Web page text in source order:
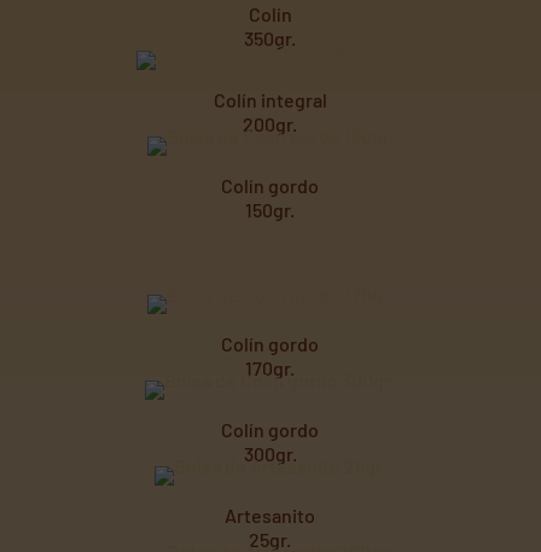
Colín
350gr.
Colín integral
200gr.
Colín gordo
150gr.
Colín gordo
170gr.
Colín gordo
300gr.
Artesanito
25gr.